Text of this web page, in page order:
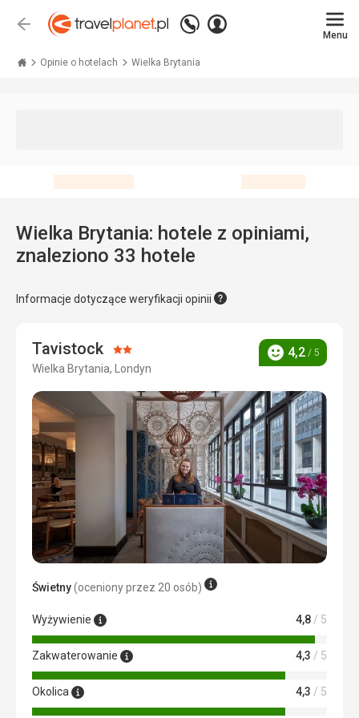
Wstecz
Zadzwoń
+48 71 771 76 55
Zaloguj
Menu
Opinie o hotelach Wielka Brytania
Wielka Brytania: hotele z opiniami,
znaleziono 33 hotele
Informacje dotyczące weryfikacji opinii
Tavistock Ocena:
2/5
Wielka Brytania, Londyn
Ocena
4,2 / 5
Świetny(oceniony przez 20 osób)
Wyżywienie 4,8 / 5
Zakwaterowanie 4,3 / 5
Okolica 4,3 / 5